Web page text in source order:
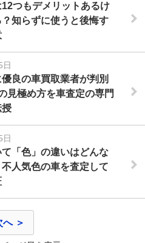
つもデメリットあるけ
知らずに使うと後悔す
良の車買取業者が判別
見極め方を車査定の専門
授
「色」の違いはどんな
人気色の車を査定して
へ ＞